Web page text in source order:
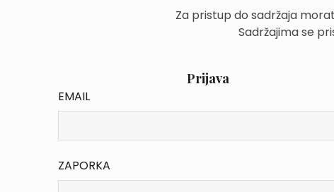
Za pristup do sadržaja
Sadržajima se
Prijava
EMAIL
ZAPORKA